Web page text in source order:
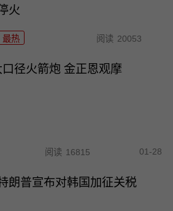
火
最热 阅读 20053
径火箭炮 金正恩观摩
阅读 16815 01-28
朗普宣布对韩国加征关税